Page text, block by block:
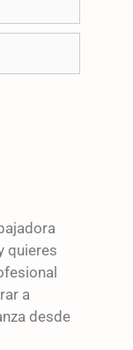
quieres
a
desde